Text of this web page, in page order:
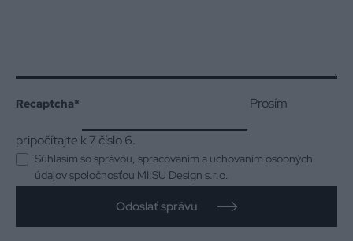
Recaptcha* Prosím
pripočítajte k 7 číslo 6.
Súhlasím so správou, spracovaním a uchovaním osobných
údajov spoločnosťou MI:SU Design s.r.o.
Odoslať správu